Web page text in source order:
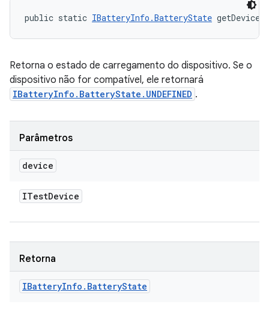
public static IBatteryInfo.BatteryState
Retorna o estado de carregamento do dispositivo. Se o
dispositivo não for compatível, ele retornará
IBatteryInfo.BatteryState.UNDEFINED .
Parâmetros
device
ITestDevice
Retorna
IBatteryInfo . BatteryState